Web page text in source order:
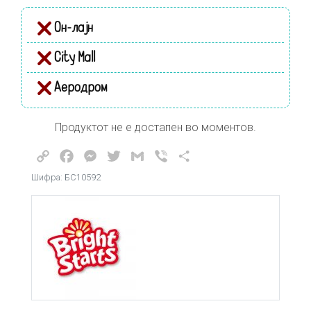
Он-лајн
City Mall
Аеродром
Продуктот не е достапен во моментов.
Copy
Link
FacebookMessenger
TwitterGmail Viber
Шифра: БС10592